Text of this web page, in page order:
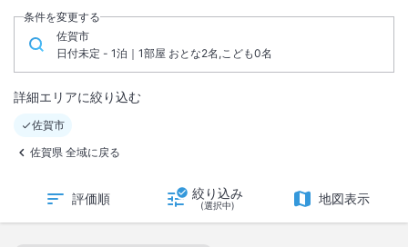
条件を変更する
佐賀市
日付未定 - 1泊｜1部屋 おとな2名,こども0名
詳細エリアに絞り込む
佐賀市
佐賀県 全域に戻る
評価順 絞り込み
(選択中) 地図表示